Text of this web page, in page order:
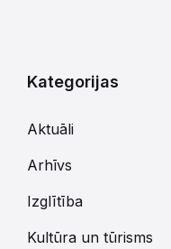
Kategorijas
Aktuāli
Arhīvs
Izglītība
Kultūra un tūrisms